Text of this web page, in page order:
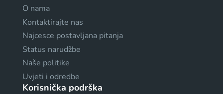
O nama
Kontaktirajte nas
Najcesce postavljana pitanja
Status narudžbe
Naše politike
Uvjeti i odredbe
Korisnička podrška